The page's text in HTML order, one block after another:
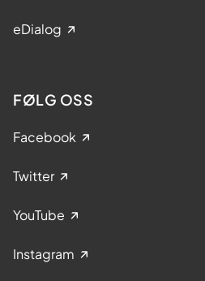
eDialog
FØLG OSS
Facebook
Twitter
YouTube
Instagram